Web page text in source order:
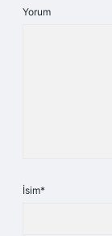
Yorum
İsim*